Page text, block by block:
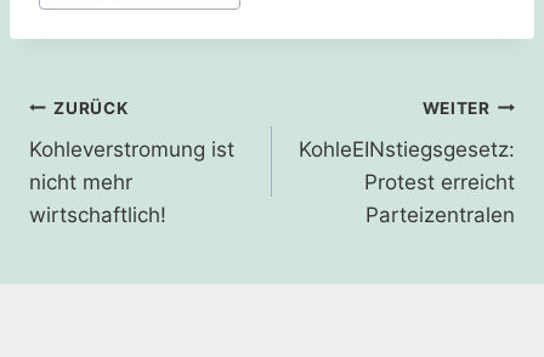
Beitragsnavigation
ZURÜCK
Kohleverstromung ist
nicht mehr
wirtschaftlich!
WEITER
KohleEINstiegsgesetz:
Protest erreicht
Parteizentralen